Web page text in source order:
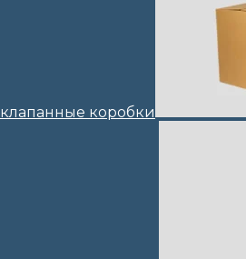
коробки